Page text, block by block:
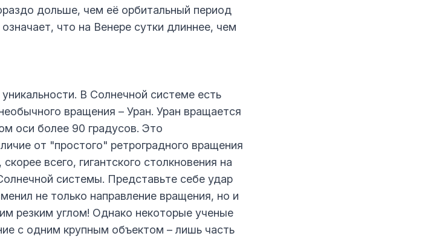
дольше, чем её орбитальный период
что на Венере сутки длиннее, чем
В Солнечной системе есть
вращения – Уран. Уран вращается
оси более 90 градусов. Это
от "простого" ретроградного вращения
всего, гигантского столкновения на
системы. Представьте себе удар
не только направление вращения, но и
резким углом! Однако некоторые ученые
с одним крупным объектом – лишь часть